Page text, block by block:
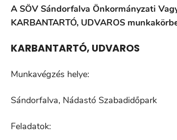
A SÖV Sándorfalva Önkormányzati
KARBANTARTÓ, UDVAROS
KARBANTARTÓ, UDVAROS
Munkavégzés helye:
Sándorfalva, Nádastó Szabadidőpark
Feladatok: